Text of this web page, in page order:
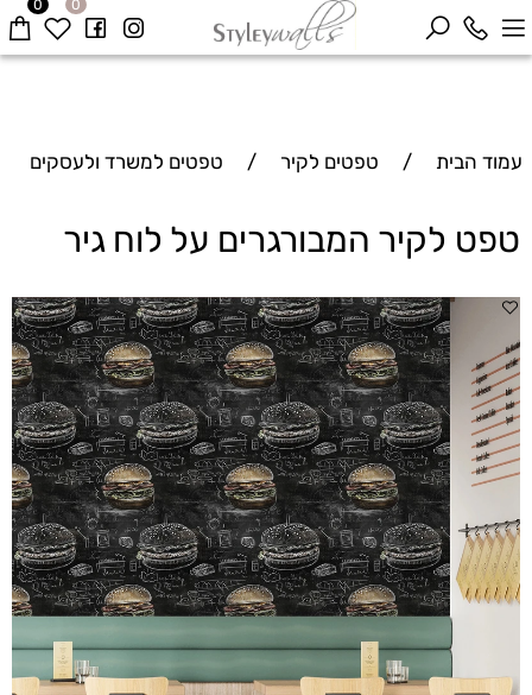
0 0
עמוד הבית / טפטים לקיר / טפטים למשרד ולעסקים
טפט לקיר המבורגרים על לוח גיר